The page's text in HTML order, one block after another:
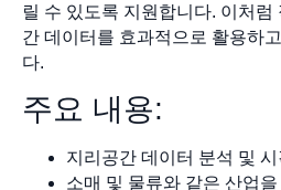
릴 수 있도록 지원합니다. 이처
간 데이터를 효과적으로 활용하
다.
주요 내용:
지리공간 데이터 분석 및
소매 및 물류와 같은 산업